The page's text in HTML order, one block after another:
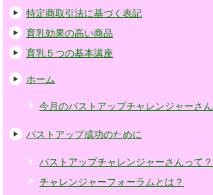
特定商取引法に基づく表記
育乳効果の高い商品
育乳５つの基本講座
ホーム
今月のバストアップチャレンジャーさん
バストアップ成功のために
バストアップチャレンジャーさんって？
チャレンジャーフォーラムとは？